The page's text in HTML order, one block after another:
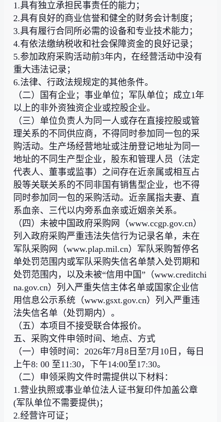
1.具有独立承担民事责任的能力；
2.具有良好的商业信誉和健全的财务会计制度；
3.具有履行合同所必需的设备和专业技术能力；
4.有依法缴纳税收和社会保障资金的良好记录；
5.参加政府采购活动前3年内，在经营活动中没有
重大违法记录；
6.法律、行政法规规定的其他条件。
（二）国有企业；事业单位；军队单位；成立1年
以上的非外资独资企业或控股企业。
（三）单位负责人为同一人或存在直接控股或管
理关系的不同供应商，不得同时参加同一包的采
购活动。生产场经营地址或注册登记地址为同一
地址的不同生产型企业，股东和管理人员（法定
代表人、董事或监事）之间存在近亲属或相互占
股等关联关系的不同非国有销售型企业，也不得
同时参加同一包的采购活动。近亲属指夫妻、直
系血亲、三代以内旁系血亲或近姻亲关系。
（四）未被中国政府采购网（www.ccgp.gov.cn）
列入政府采购严重违法失信行为记录名单，未在
军队采购网（www.plap.mil.cn）军队采购暂停名
单处罚范围内或军队采购失信名单禁入处罚期和
处罚范围内，以及未被“信用中国”（www.creditchi
na.gov.cn）列入严重失信主体名单或国家企业信
用信息公示系统（www.gsxt.gov.cn）列入严重违
法失信名单（处罚期内）。
（五）本项目不接受联合体报价。
五、采购文件申领时间、地点、方式
（一）申领时间：2026年7月8日至7月10日，每日
上午8: 00 至11:30，下午14:00至17:30。
（二）申领采购文件时需提供以下材料：
1.营业执照或事业单位法人证书复印件加盖公章
(军队单位不需要提供)；
2.经营许可证；